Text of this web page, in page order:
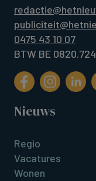
0475 43 10 07
BTW BE
Nieuws
Regio
Vacatures
Wonen